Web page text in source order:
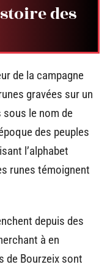
des
de la campagne
gravées sur un
le nom de
des peuples
l’alphabet
runes témoignent
depuis des
à en
de Bourzeix sont